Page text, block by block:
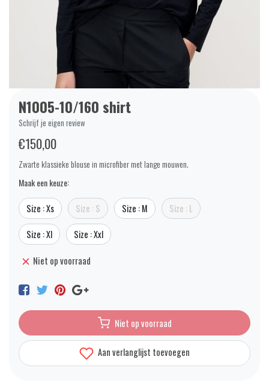
N1005-10/160 shirt
Schrijf je eigen review
€150,00
Zwarte klassieke blouse in microfiber met lange mouwen.
Maak een keuze:
Size : Xs Size : S Size : M Size : L
Size : Xl Size : Xxl
Niet op voorraad
Niet op voorraad
Aan verlanglijst toevoegen